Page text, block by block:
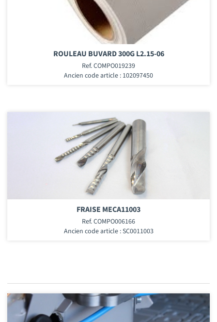
ROULEAU BUVARD 300G L2.15-06
Ref. COMPO019239
Ancien code article : 102097450
FRAISE MECA11003
Ref. COMPO006166
Ancien code article : SC0011003